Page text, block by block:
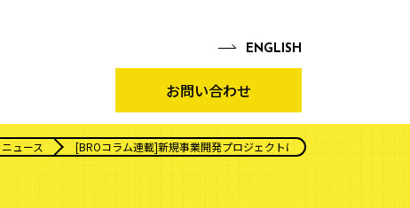
お問い合わせ
ENGLISH
ニュース [BROコラム連載]新規事業開発プロジェクトに品質機能展開を応用す